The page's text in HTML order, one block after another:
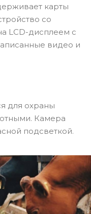
карты
со
LCD-дисплеем с
видео и
для охраны
Камера
подсветкой.